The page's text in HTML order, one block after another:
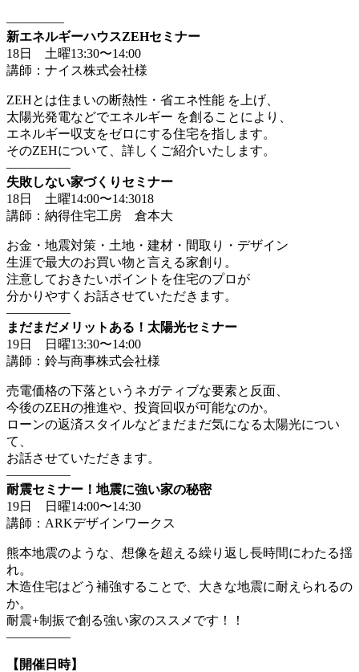
————–
新エネルギーハウスZEHセミナー
18日 土曜13:30〜14:00
講師：ナイス株式会社様
ZEHとは住まいの断熱性・省エネ性能 を上げ、
太陽光発電などでエネルギー を創ることにより、
エネルギー収支をゼロにする住宅を指します。
そのZEHについて、詳しくご紹介いたします。
—————
失敗しない家づくりセミナー
18日 土曜14:00〜14:3018
講師：納得住宅工房 倉本大
お金・地震対策・土地・建材・間取り・デザイン
生涯で最大のお買い物と言える家創り。
注意しておきたいポイントを住宅のプロが
分かりやすくお話させていただきます。
—————
まだまだメリットある！太陽光セミナー
19日 日曜13:30〜14:00
講師：鈴与商事株式会社様
売電価格の下落というネガティブな要素と反面、
今後のZEHの推進や、投資回収が可能なのか。
ローンの返済スタイルなどまだまだ気になる太陽光につい
て、
お話させていただきます。
—————
耐震セミナー！地震に強い家の秘密
19日 日曜14:00〜14:30
講師：ARKデザインワークス
熊本地震のような、想像を超える繰り返し長時間にわたる揺
れ。
木造住宅はどう補強することで、大きな地震に耐えられるの
か。
耐震+制振で創る強い家のススメです！！
—————
【開催日時】